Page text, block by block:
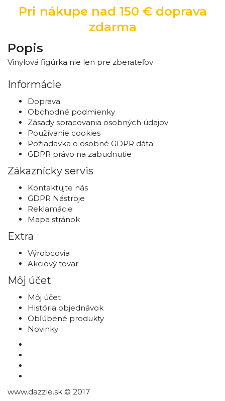
Pri nákupe nad 150 € doprava
zdarma
Popis
Vinylová figúrka nie len pre zberateľov
Informácie
Doprava
Obchodné podmienky
Zásady spracovania osobných údajov
Používanie cookies
Požiadavka o osobné GDPR dáta
GDPR právo na zabudnutie
Zákaznícky servis
Kontaktujte nás
GDPR Nástroje
Reklamácie
Mapa stránok
Extra
Výrobcovia
Akciový tovar
Môj účet
Môj účet
História objednávok
Obľúbené produkty
Novinky
www.dazzle.sk © 2017